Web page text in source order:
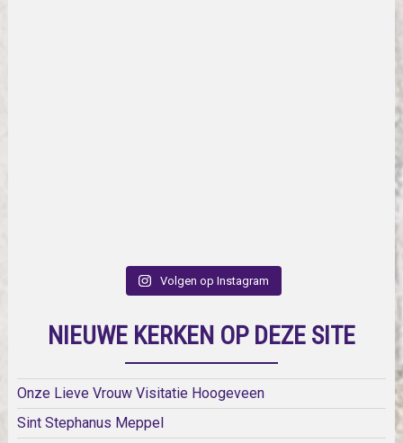
Volgen op Instagram
NIEUWE KERKEN OP DEZE SITE
Onze Lieve Vrouw Visitatie Hoogeveen
Sint Stephanus Meppel